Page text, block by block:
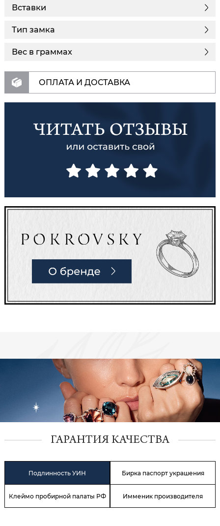
Вставки
Тип замка
Вес в граммах
ОПЛАТА И ДОСТАВКА
ГАРАНТИЯ КАЧЕСТВА
Подлинность УИН Бирка паспорт украшения
Клеймо пробирной палаты РФ Имменик производителя